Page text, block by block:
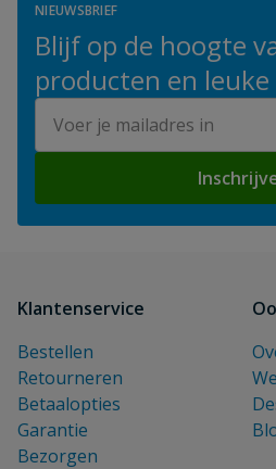
NIEUWSBRIEF
Blijf op de hoogte
producten en leuke
Klantenservice
Bestellen
Retourneren
Betaalopties
Garantie
Bezorgen